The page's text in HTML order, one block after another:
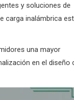
y soluciones de
carga inalámbrica
una mayor
en el diseño